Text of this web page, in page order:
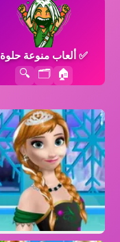
✅ألعاب منوعة حلوة
🏠
🗂️
🔍